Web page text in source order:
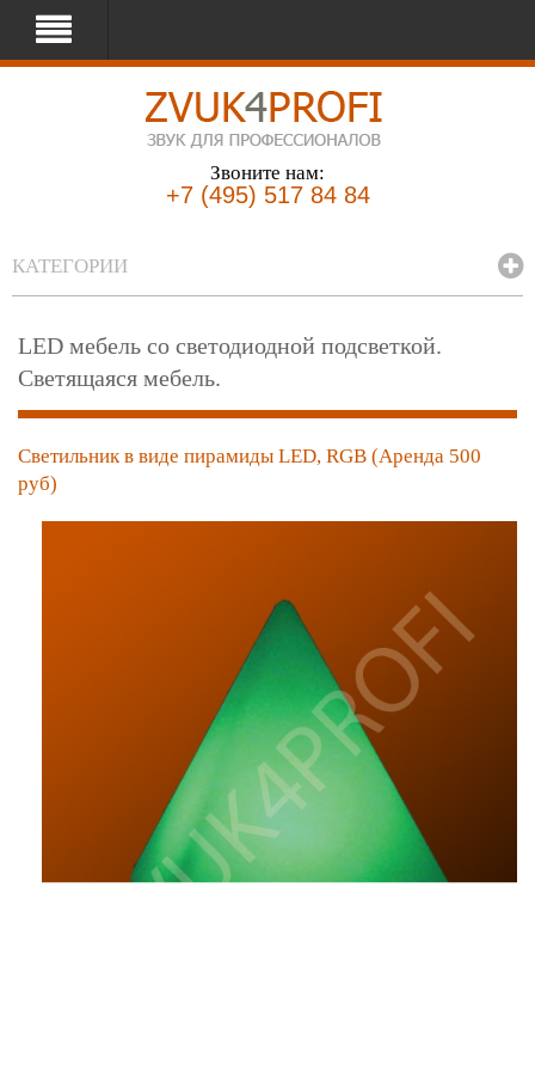
Звоните нам:
+7 (495) 517 84 84
КАТЕГОРИИ
LED мебель со светодиодной подсветкой.
Светящаяся мебель.
Светильник в виде пирамиды LED, RGB (Аренда 500
руб)